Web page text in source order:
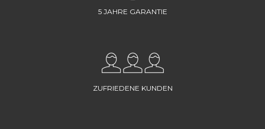
5 JAHRE GARANTIE
ZUFRIEDENE KUNDEN